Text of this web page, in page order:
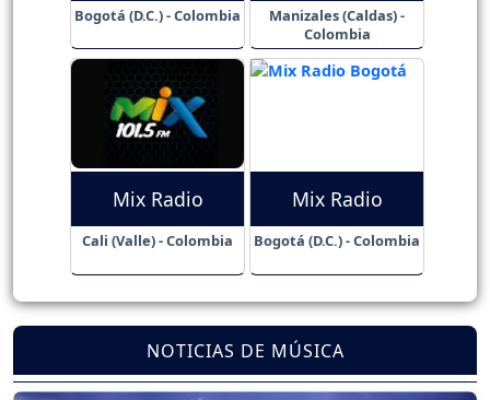
Bogotá (D.C.) - Colombia
Manizales (Caldas) -
Colombia
Mix Radio
Cali (Valle) - Colombia
Mix Radio
Bogotá (D.C.) - Colombia
NOTICIAS DE MÚSICA